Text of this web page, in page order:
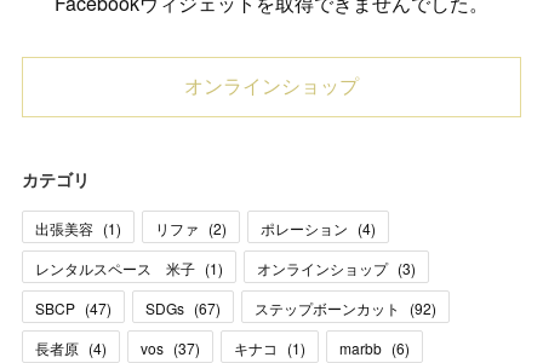
オンラインショップ
カテゴリ
出張美容 (1) リファ (2) ポレーション (4)
レンタルスペース 米子 (1) オンラインショップ (3)
SBCP (47) SDGs (67) ステップボーンカット (92)
長者原 (4) vos (37) キナコ (1) marbb (6)